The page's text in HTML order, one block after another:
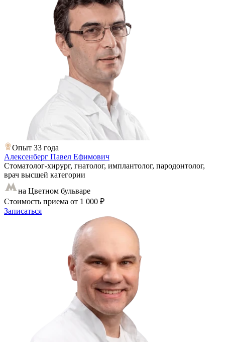
Опыт 33 года
Алексенберг Павел Ефимович
Стоматолог-хирург, гнатолог, имплантолог, пародонтолог,
врач высшей категории
на Цветном бульваре
Стоимость приема от 1 000 ₽
Записаться